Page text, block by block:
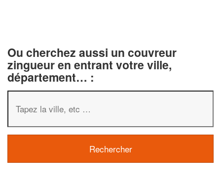
Ou cherchez aussi un couvreur
zingueur en entrant votre ville,
département… :